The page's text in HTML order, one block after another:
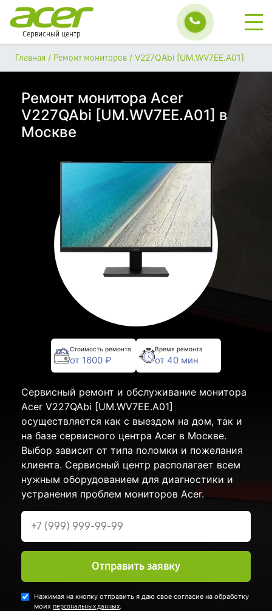
Сервисный центр
Главная / Ремонт мониторов / V227QAbi [UM.WV7EE.A01]
Ремонт монитора Acer
V227QAbi [UM.WV7EE.A01] в
Москве
Стоимость ремонта
от 1600 ₽
Время ремонта
от 40 мин
Сервисный ремонт и обслуживание монитора
Acer V227QAbi [UM.WV7EE.A01]
осуществляется как с выездом на дом, так и
на базе сервисного центра Acer в Москве.
Выбор зависит от типа поломки и пожелания
клиента. Сервисный центр располагает всем
нужным оборудованием для диагностики и
устранения проблем мониторов Acer.
Отправить заявку
Нажимая на кнопку отправить я даю свое согласие на обработку
моих персональных данных.